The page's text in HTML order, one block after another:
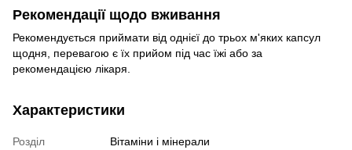
Рекомендації щодо вживання
Рекомендується приймати від однієї до трьох м'яких капсул
щодня, перевагою є їх прийом під час їжі або за
рекомендацією лікаря.
Характеристики
Розділ
Вітаміни і мінерали